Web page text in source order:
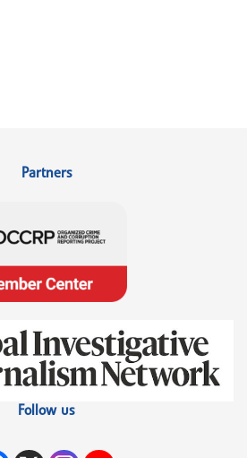
Partners
Follow us